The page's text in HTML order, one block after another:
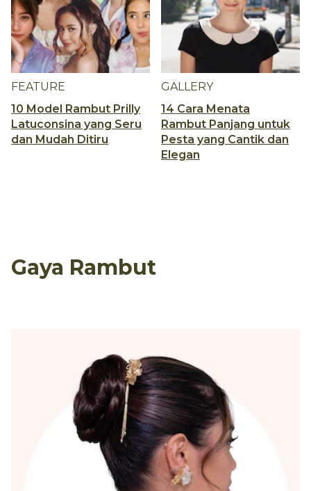
FEATURE
10 Model Rambut Prilly
Latuconsina yang Seru
dan Mudah Ditiru
GALLERY
14 Cara Menata
Rambut Panjang untuk
Pesta yang Cantik dan
Elegan
Gaya Rambut